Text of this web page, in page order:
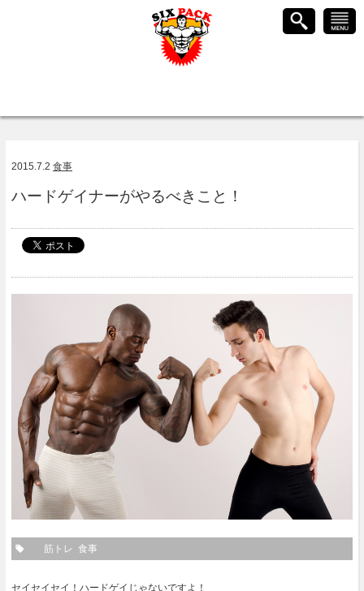
2015.7.2 食事
ハードゲイナーがやるべきこと！
筋トレ 食事
セイセイセイ！ハードゲイじゃないですよ！